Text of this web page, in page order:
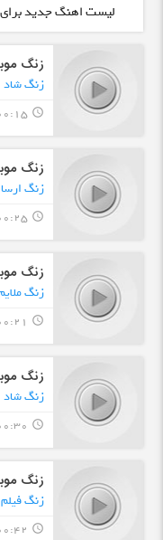
لیست اهنگ جدید
زنگ
زنگ شاد
query_builder
زنگ
زنگ
query_builder
زنگ
زنگ
query_builder
زنگ
زنگ شاد
query_builder
زنگ
زنگ
query_builder